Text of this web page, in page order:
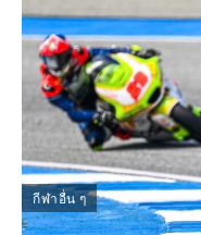
กีฬาอื่น ๆ